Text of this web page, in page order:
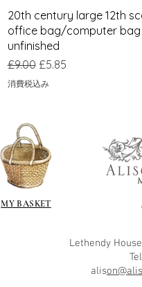
クイックビュー
20th century large 12th
office bag/computer bag
unfinished
通常価格
£9.00 セール価格
£5.85
消費税込み
MY BASKET
Lethendy House
alis